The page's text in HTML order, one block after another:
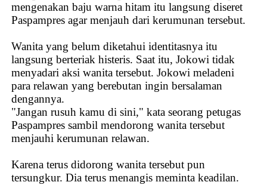
mengenakan baju warna hitam itu langsung diseret
Paspampres agar menjauh dari kerumunan tersebut.
Wanita yang belum diketahui identitasnya itu
langsung berteriak histeris. Saat itu, Jokowi tidak
menyadari aksi wanita tersebut. Jokowi meladeni
para relawan yang berebutan ingin bersalaman
dengannya.
"Jangan rusuh kamu di sini," kata seorang petugas
Paspampres sambil mendorong wanita tersebut
menjauhi kerumunan relawan.
Karena terus didorong wanita tersebut pun
tersungkur. Dia terus menangis meminta keadilan.